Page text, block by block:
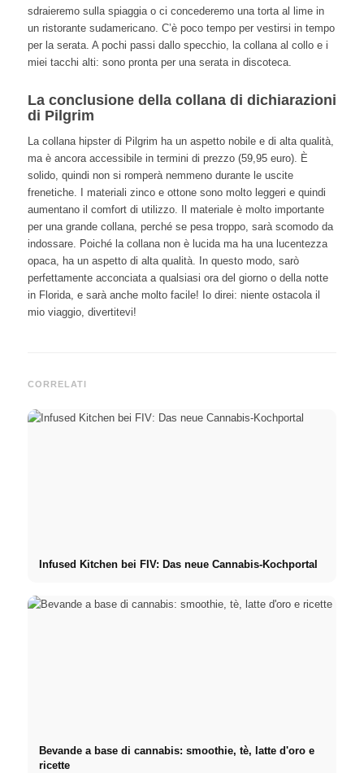
sdraieremo sulla spiaggia o ci concederemo una torta al lime in
un ristorante sudamericano. C’è poco tempo per vestirsi in tempo
per la serata. A pochi passi dallo specchio, la collana al collo e i
miei tacchi alti: sono pronta per una serata in discoteca.
La conclusione della collana di dichiarazioni
di Pilgrim
La collana hipster di Pilgrim ha un aspetto nobile e di alta qualità,
ma è ancora accessibile in termini di prezzo (59,95 euro). È
solido, quindi non si romperà nemmeno durante le uscite
frenetiche. I materiali zinco e ottone sono molto leggeri e quindi
aumentano il comfort di utilizzo. Il materiale è molto importante
per una grande collana, perché se pesa troppo, sarà scomodo da
indossare. Poiché la collana non è lucida ma ha una lucentezza
opaca, ha un aspetto di alta qualità. In questo modo, sarò
perfettamente acconciata a qualsiasi ora del giorno o della notte
in Florida, e sarà anche molto facile! Io direi: niente ostacola il
mio viaggio, divertitevi!
CORRELATI
Infused Kitchen bei FIV: Das neue Cannabis-Kochportal
Bevande a base di cannabis: smoothie, tè, latte d'oro e
ricette